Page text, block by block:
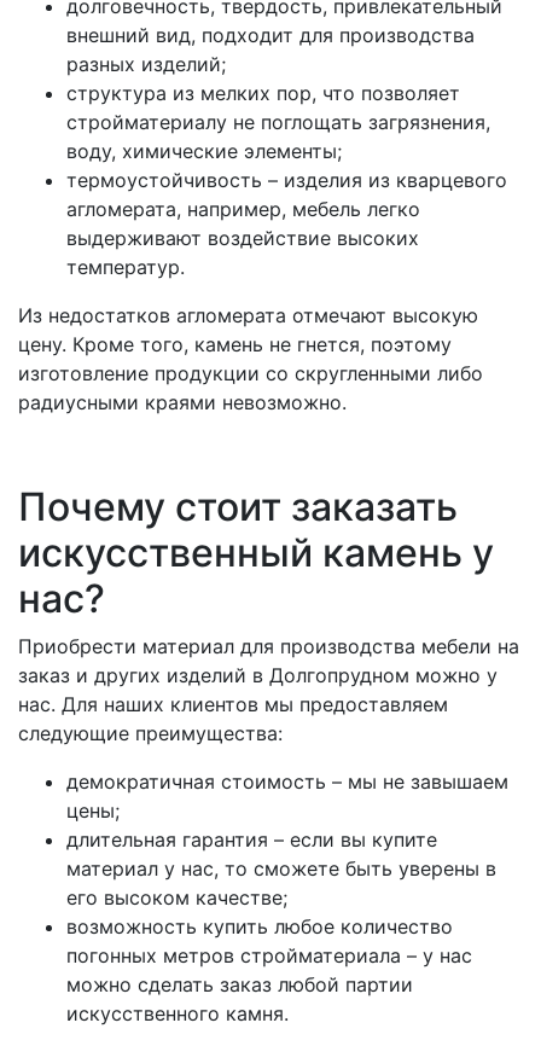
долговечность, твердость, привлекательный
внешний вид, подходит для производства
разных изделий;
структура из мелких пор, что позволяет
стройматериалу не поглощать загрязнения,
воду, химические элементы;
термоустойчивость – изделия из кварцевого
агломерата, например, мебель легко
выдерживают воздействие высоких
температур.
Из недостатков агломерата отмечают высокую
цену. Кроме того, камень не гнется, поэтому
изготовление продукции со скругленными либо
радиусными краями невозможно.
Почему стоит заказать
искусственный камень у
нас?
Приобрести материал для производства мебели на
заказ и других изделий в Долгопрудном можно у
нас. Для наших клиентов мы предоставляем
следующие преимущества:
демократичная стоимость – мы не завышаем
цены;
длительная гарантия – если вы купите
материал у нас, то сможете быть уверены в
его высоком качестве;
возможность купить любое количество
погонных метров стройматериала – у нас
можно сделать заказ любой партии
искусственного камня.